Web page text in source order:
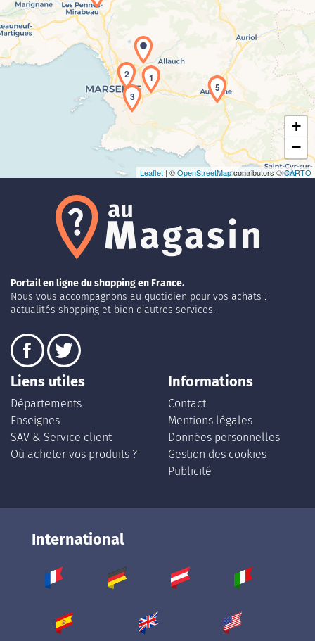
Chargement de la carte en cours...
1
2
3
5
+
−
Leaflet | ©OpenStreetMapcontributors ©CARTO
Portail en ligne du shopping en France.
Nous vous accompagnons au quotidien pour vos achats :
actualités shopping et bien d’autres services.
Liens utiles
Départements
Enseignes
SAV & Service client
Où acheter vos produits ?
Informations
Contact
Mentions légales
Données personnelles
Gestion des cookies
Publicité
International